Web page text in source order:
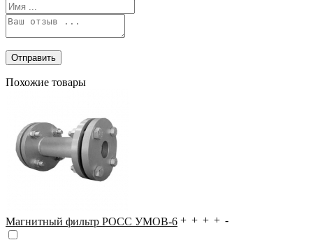
Похожие товары
Магнитный фильтр РОСС УМОВ-6